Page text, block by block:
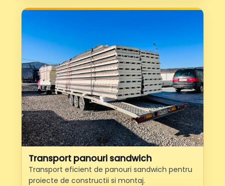
Transport panouri sandwich
Transport eficient de panouri sandwich pentru
proiecte de constructii si montaj.